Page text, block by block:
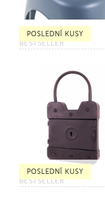
POSLEDNÍ KUSY
BESTSELLER
POSLEDNÍ KUSY
BESTSELLER